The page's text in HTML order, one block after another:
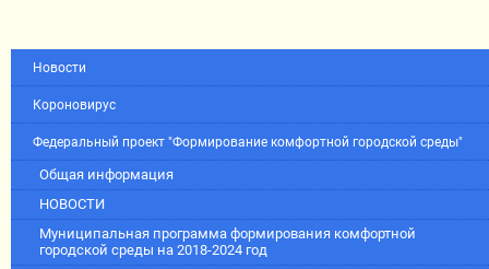
Новости
Короновирус
Федеральный проект "Формирование комфортной городской среды"
Общая информация
НОВОСТИ
Муниципальная программа формирования комфортной
городской среды на 2018-2024 год